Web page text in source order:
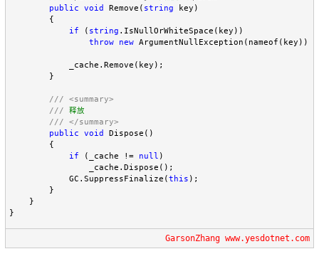
public
void Remove( string key)
        {
if ( string .IsNullOrWhiteSpace(key))
throw
new ArgumentNullException(nameof(key));
            _cache.Remove(key);
        }
///
<summary>
/// 释放
///
</summary>
public
void
Dispose()
        {
if (_cache != null )
                _cache.Dispose();
            GC.SuppressFinalize(
this );
        }
    }
}
GarsonZhang www.yesdotnet.com